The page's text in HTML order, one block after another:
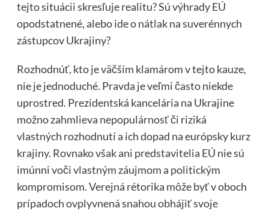
tejto situácii skresľuje realitu? Sú výhrady EÚ
opodstatnené, alebo ide o nátlak na suverénnych
zástupcov Ukrajiny?
Rozhodnúť, kto je väčším klamárom v tejto kauze,
nie je jednoduché. Pravda je veľmi často niekde
uprostred. Prezidentská kancelária na Ukrajine
možno zahmlieva nepopulárnosť či riziká
vlastných rozhodnutí a ich dopad na európsky kurz
krajiny. Rovnako však ani predstavitelia EÚ nie sú
imúnni voči vlastným záujmom a politickým
kompromisom. Verejná rétorika môže byť v oboch
prípadoch ovplyvnená snahou obhájiť svoje